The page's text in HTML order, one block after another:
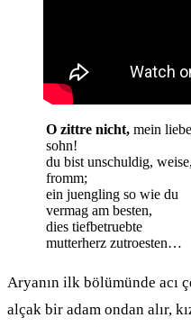
O zittre nicht, mein
sohn!
du bist unschuldig, weise,
fromm;
ein juengling so wie du
vermag am besten,
dies tiefbetruebte
mutterherz zutroesten…
Aryanın ilk bölümünde acı
alçak bir adam ondan alır,